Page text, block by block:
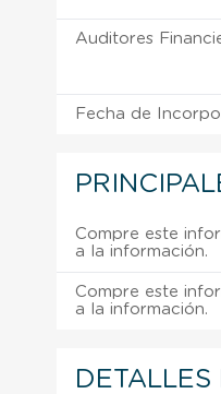
Auditores
Fecha de
Compre este
a la información.
Compre este
a la información.